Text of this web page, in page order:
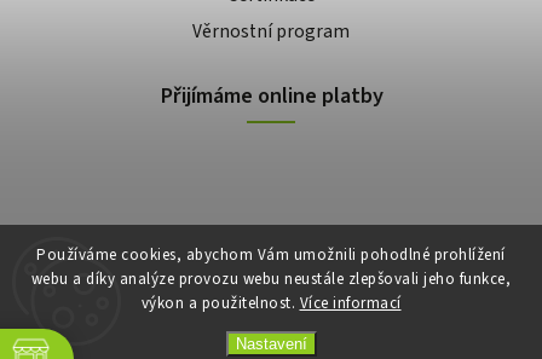
Používáme cookies, abychom Vám umožnili pohodlné prohlížení
webu a díky analýze provozu webu neustále zlepšovali jeho funkce,
výkon a použitelnost. Více informací
Nastavení
Věrnostní program
Přijímáme online platby
Copyright 2026E-shop Slunečnice. Všechna práva vyhrazena.
VytvořilShoptet| Design